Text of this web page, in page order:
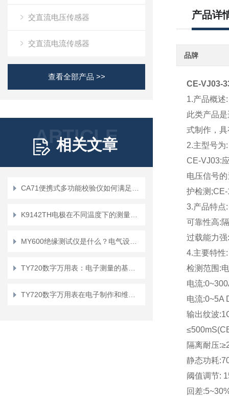
交直流电压传感器
交直流电流传感器
查看全部产品 >>
ARTICLE
相关文章
产品详
品牌
CE-VJ03-
1.产品概述:
此类产品
式制作，
2.主型号为:
CE-VJ03:
电压信号
护检测
3.产品特点:
可靠性高:
过载能力
4.主要特性:
检测范围:
电流
电流:0~5A
输出纹波
隔离耐压
静态功耗
阈值调节:
回差